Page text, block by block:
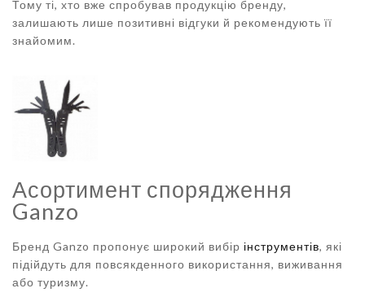
Тому ті, хто вже спробував продукцію бренду,
залишають лише позитивні відгуки й рекомендують її
знайомим.
Асортимент спорядження
Ganzo
Бренд Ganzo пропонує широкий вибір інструментів, які
підійдуть для повсякденного використання, виживання
або туризму.